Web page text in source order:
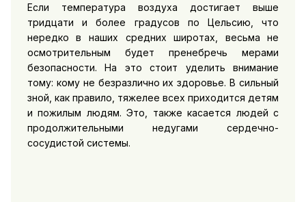
Если температура воздуха достигает выше
тридцати и более градусов по Цельсию, что
нередко в наших средних широтах, весьма не
осмотрительным будет пренебречь мерами
безопасности. На это стоит уделить внимание
тому: кому не безразлично их здоровье. В сильный
зной, как правило, тяжелее всех приходится детям
и пожилым людям. Это, также касается людей с
продолжительными недугами сердечно-
сосудистой системы.